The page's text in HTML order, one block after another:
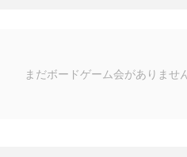
まだボードゲーム会がありませ